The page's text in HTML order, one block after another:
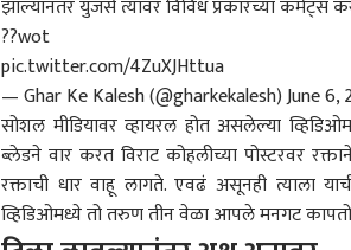
झाल्यानंतर युजर्स त्यावर विविध प्रकारच्या कमेंट्स
??wot
pic.twitter.com/4ZuXJHttua
— Ghar Ke Kalesh (@gharkekalesh)June 6,
सोशल मीडियावर व्हायरल होत असलेल्या
ब्लेडने वार करत विराट कोहलीच्या पोस्टरवर
रक्ताची धार वाहू लागते. एवढं असूनही त्याला
व्हिडिओमध्ये तो तरुण तीन वेळा आपले मनगट कापतो
हॅलो गेस्ट
पर्सनल कॉर्नर
टॉप आर्टिकल
राजकारण